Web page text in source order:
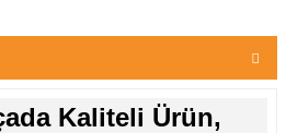
Kaliteli Ürün,